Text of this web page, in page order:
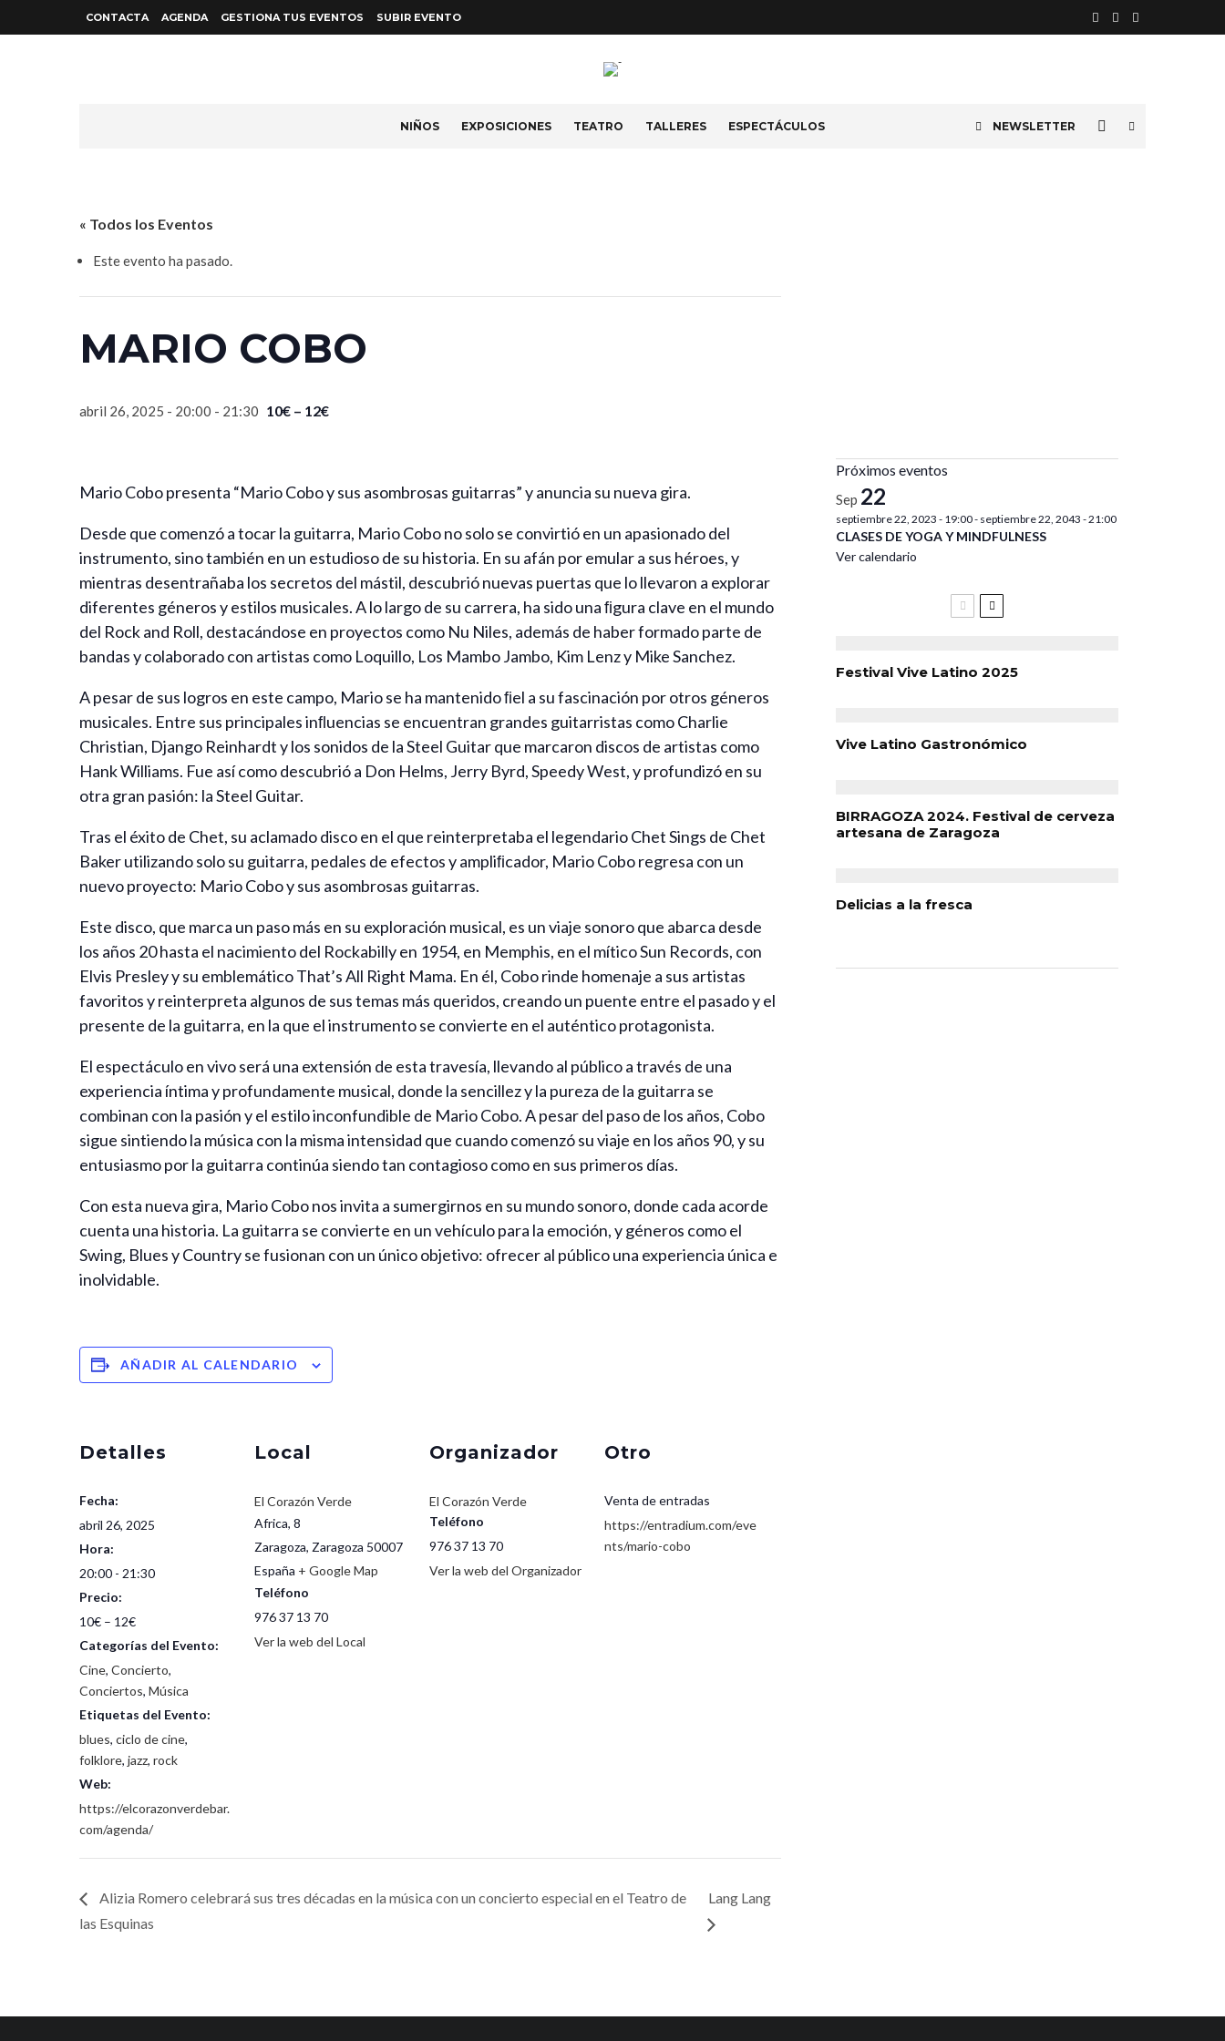
CONTACTA AGENDA GESTIONA TUS EVENTOS SUBIR EVENTO
NIÑOS EXPOSICIONES TEATRO TALLERES ESPECTÁCULOS NEWSLETTER
« Todos los Eventos
Este evento ha pasado.
MARIO COBO
abril 26, 2025 - 20:00 - 21:30 10€ – 12€
Mario Cobo presenta “Mario Cobo y sus asombrosas guitarras” y anuncia su nueva gira.
Desde que comenzó a tocar la guitarra, Mario Cobo no solo se convirtió en un apasionado del
instrumento, sino también en un estudioso de su historia. En su afán por emular a sus héroes, y
mientras desentrañaba los secretos del mástil, descubrió nuevas puertas que lo llevaron a explorar
diferentes géneros y estilos musicales. A lo largo de su carrera, ha sido una ﬁgura clave en el mundo
del Rock and Roll, destacándose en proyectos como Nu Niles, además de haber formado parte de
bandas y colaborado con artistas como Loquillo, Los Mambo Jambo, Kim Lenz y Mike Sanchez.
A pesar de sus logros en este campo, Mario se ha mantenido ﬁel a su fascinación por otros géneros
musicales. Entre sus principales inﬂuencias se encuentran grandes guitarristas como Charlie
Christian, Django Reinhardt y los sonidos de la Steel Guitar que marcaron discos de artistas como
Hank Williams. Fue así como descubrió a Don Helms, Jerry Byrd, Speedy West, y profundizó en su
otra gran pasión: la Steel Guitar.
Tras el éxito de Chet, su aclamado disco en el que reinterpretaba el legendario Chet Sings de Chet
Baker utilizando solo su guitarra, pedales de efectos y ampliﬁcador, Mario Cobo regresa con un
nuevo proyecto: Mario Cobo y sus asombrosas guitarras.
Este disco, que marca un paso más en su exploración musical, es un viaje sonoro que abarca desde
los años 20 hasta el nacimiento del Rockabilly en 1954, en Memphis, en el mítico Sun Records, con
Elvis Presley y su emblemático That’s All Right Mama. En él, Cobo rinde homenaje a sus artistas
favoritos y reinterpreta algunos de sus temas más queridos, creando un puente entre el pasado y el
presente de la guitarra, en la que el instrumento se convierte en el auténtico protagonista.
El espectáculo en vivo será una extensión de esta travesía, llevando al público a través de una
experiencia íntima y profundamente musical, donde la sencillez y la pureza de la guitarra se
combinan con la pasión y el estilo inconfundible de Mario Cobo. A pesar del paso de los años, Cobo
sigue sintiendo la música con la misma intensidad que cuando comenzó su viaje en los años 90, y su
entusiasmo por la guitarra continúa siendo tan contagioso como en sus primeros días.
Con esta nueva gira, Mario Cobo nos invita a sumergirnos en su mundo sonoro, donde cada acorde
cuenta una historia. La guitarra se convierte en un vehículo para la emoción, y géneros como el
Swing, Blues y Country se fusionan con un único objetivo: ofrecer al público una experiencia única e
inolvidable.
AÑADIR AL CALENDARIO
Detalles
Fecha:
abril 26, 2025
Hora:
20:00 - 21:30
Precio:
10€ – 12€
Categorías del Evento:
Cine, Concierto,
Conciertos, Música
Etiquetas del Evento:
blues, ciclo de cine,
folklore, jazz, rock
Web:
https://elcorazonverdebar.
com/agenda/
Local
El Corazón Verde
Africa, 8
Zaragoza, Zaragoza 50007
España + Google Map
Teléfono
976 37 13 70
Ver la web del Local
Organizador
El Corazón Verde
Teléfono
976 37 13 70
Ver la web del Organizador
Otro
Venta de entradas
https://entradium.com/eve
nts/mario-cobo
Alizia Romero celebrará sus tres décadas en la música con un concierto especial en el Teatro de
las Esquinas
Lang Lang
Próximos eventos
Sep 22
septiembre 22, 2023 - 19:00- septiembre 22, 2043 - 21:00
CLASES DE YOGA Y MINDFULNESS
Ver calendario
Festival Vive Latino 2025
Vive Latino Gastronómico
BIRRAGOZA 2024. Festival de cerveza
artesana de Zaragoza
Delicias a la fresca